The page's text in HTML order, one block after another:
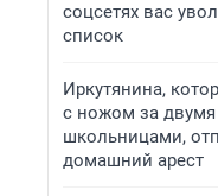
соцсетях вас
список
Иркутянина,
с ножом за двумя
школьницами,
домашний арест